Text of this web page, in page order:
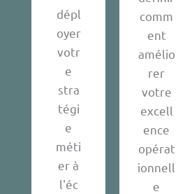
dépl
oyer
votr
e
stra
tégi
e
méti
er à
l'éc
comm
ent
amélio
rer
votre
excell
ence
opérat
ionnell
e